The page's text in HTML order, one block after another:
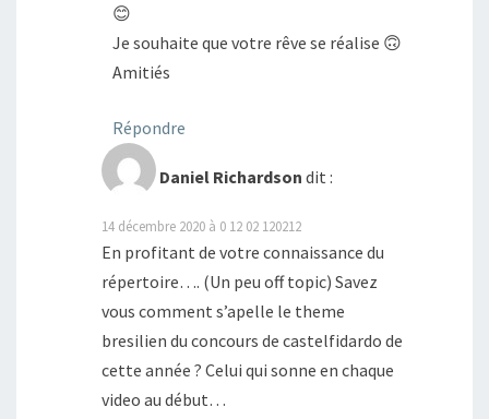
😊
Je souhaite que votre rêve se réalise 🙃
Amitiés
Répondre
Daniel Richardson dit :
14 décembre 2020 à 0 12 02 120212
En profitant de votre connaissance du
répertoire…. (Un peu off topic) Savez
vous comment s’apelle le theme
bresilien du concours de castelfidardo de
cette année ? Celui qui sonne en chaque
video au début…